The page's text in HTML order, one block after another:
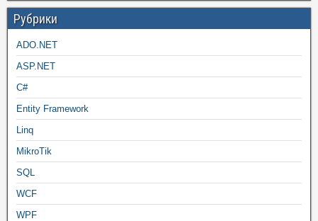
Рубрики
ADO.NET
ASP.NET
C#
Entity Framework
Linq
MikroTik
SQL
WCF
WPF